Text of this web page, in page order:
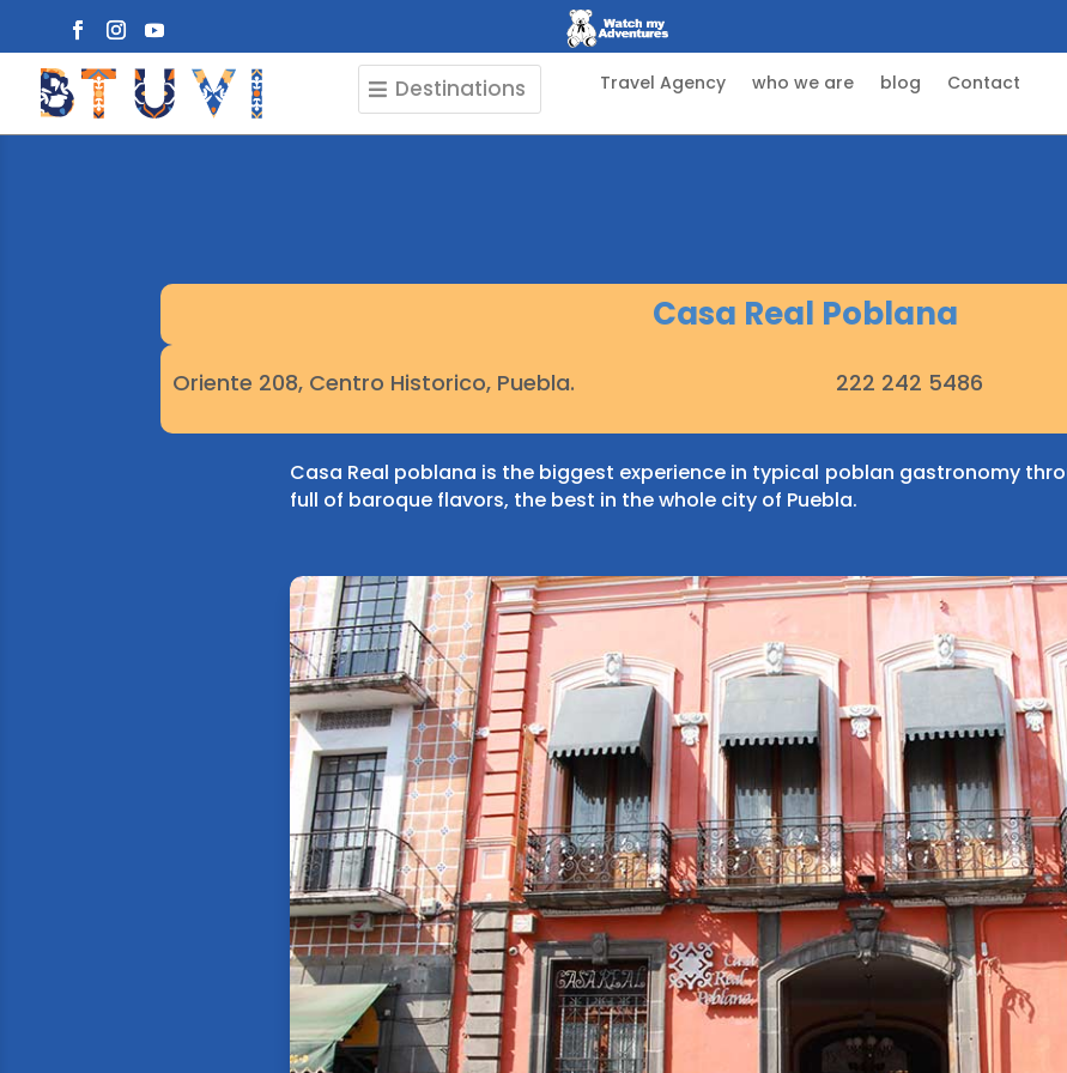
Destinations Travel Agency who we are blog Contact
Casa Real Poblana
Oriente 208, Centro Historico, Puebla. 222 242 5486
Casa Real poblana is the biggest experience in typical poblan gastronomy
full of baroque flavors, the best in the whole city of Puebla.